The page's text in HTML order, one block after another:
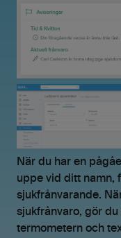
När du har en
uppe vid ditt namn,
sjukfrånvarande.
sjukfrånvaro, gör du
termometern och